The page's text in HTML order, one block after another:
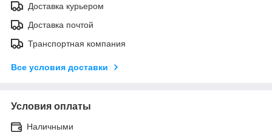
Доставка курьером
Доставка почтой
Транспортная компания
Все условия доставки
Условия оплаты
Наличными